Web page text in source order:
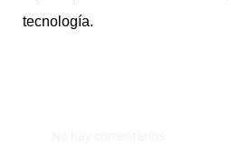
tecnología.